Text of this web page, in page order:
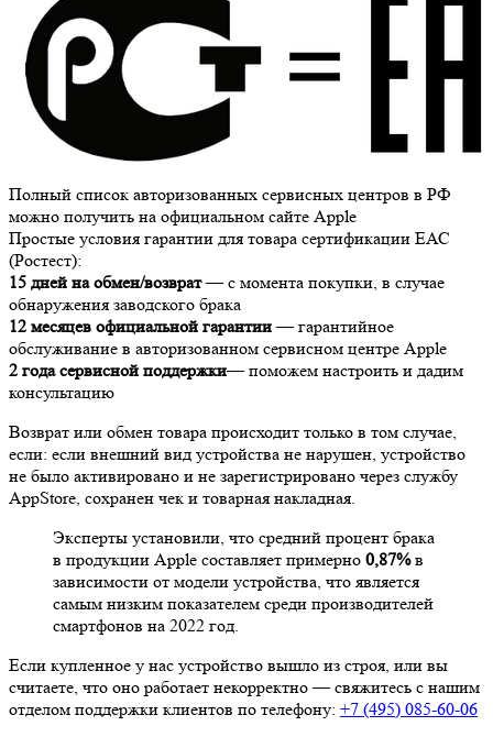
Полный список авторизованных сервисных центров в РФ
можно получить на официальном сайте Apple
Простые условия гарантии для товара сертификации ЕАС
(Ростест):
15 дней на обмен/возврат— с момента покупки, в случае
обнаружения заводского брака
12 месяцев официальной гарантии— гарантийное
обслуживание в авторизованном сервисном центре Apple
2 года сервисной поддержки— поможем настроить и дадим
консультацию
Возврат или обмен товара происходит только в том случае,
если: если внешний вид устройства не нарушен, устройство
не было активировано и не зарегистрировано через службу
AppStore, сохранен чек и товарная накладная.
Эксперты установили, что средний процент брака
в продукции Apple составляет примерно 0,87%в
зависимости от модели устройства, что является
самым низким показателем среди производителей
смартфонов на 2022 год.
Если купленное у нас устройство вышло из строя, или вы
считаете, что оно работает некорректно — свяжитесь с нашим
отделом поддержки клиентов по телефону: +7 (495) 085-60-06